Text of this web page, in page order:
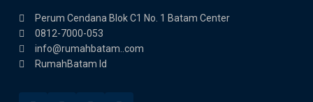
Perum Cendana Blok C1 No. 1 Batam Center
0812-7000-053
info@rumahbatam..com
RumahBatam Id